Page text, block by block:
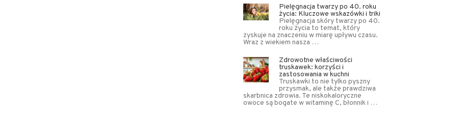
Pielęgnacja twarzy po 40. roku
życia: Kluczowe wskazówki i triki
Pielęgnacja skóry twarzy po 40.
roku życia to temat, który
zyskuje na znaczeniu w miarę upływu czasu.
Wraz z wiekiem nasza …
Zdrowotne właściwości
truskawek: korzyści i
zastosowania w kuchni
Truskawki to nie tylko pyszny
przysmak, ale także prawdziwa
skarbnica zdrowia. Te niskokaloryczne
owoce są bogate w witaminę C, błonnik i …